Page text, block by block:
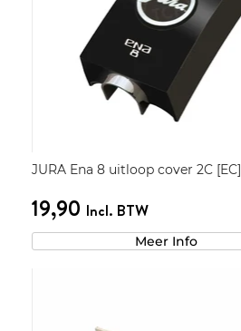
JURA Ena 8 uitloop cover 2C [EC]
19,90 Incl. BTW
Meer Info